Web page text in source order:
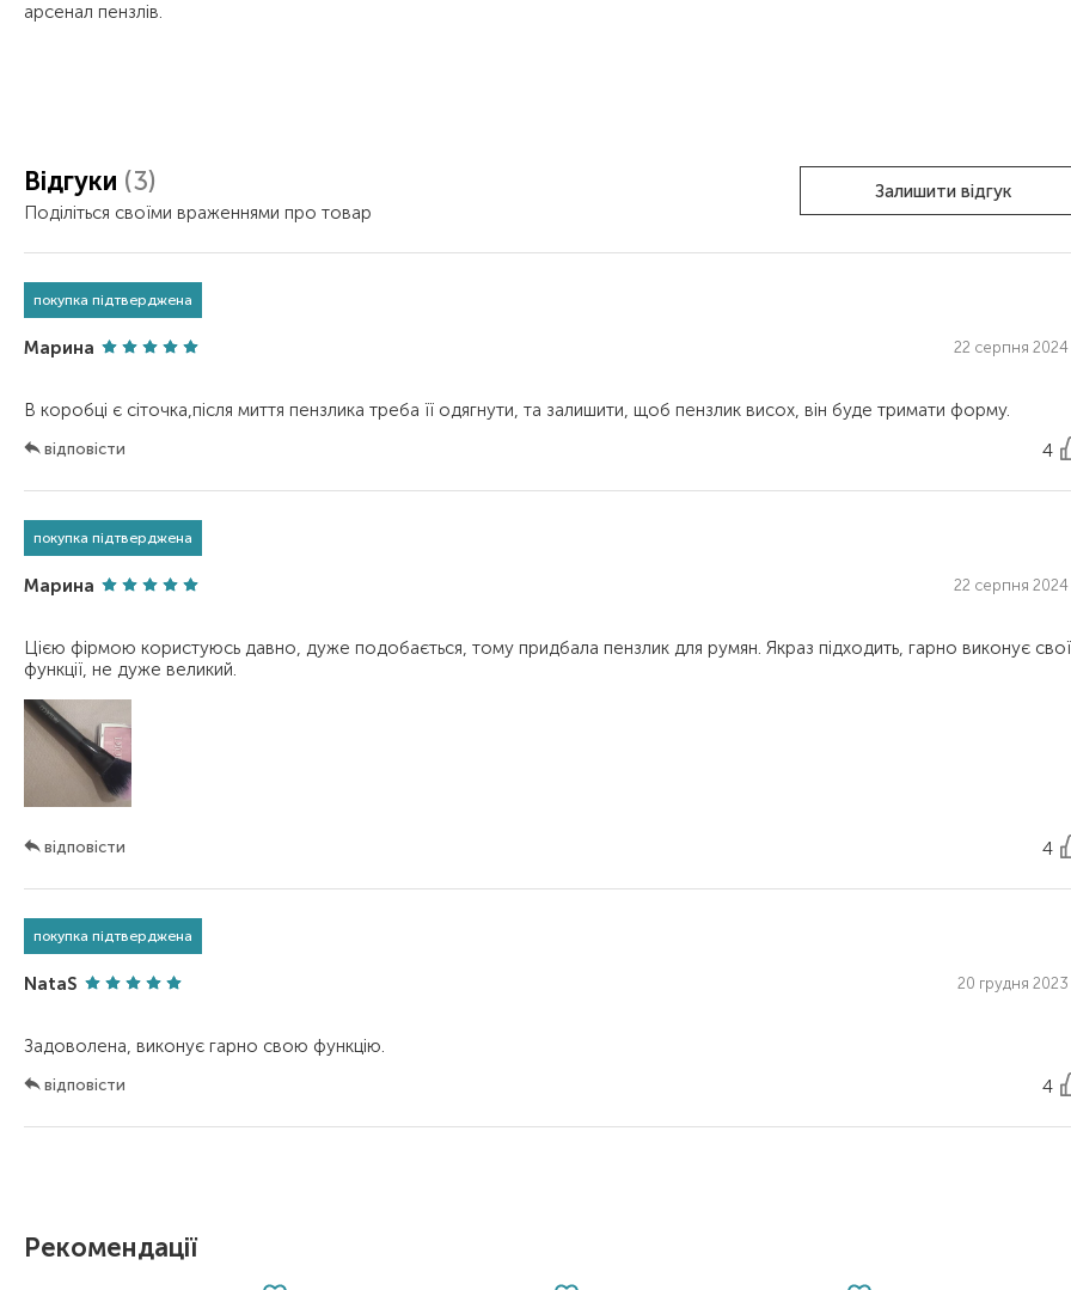
арсенал пензлів.
Відгуки (3)
Поділіться своїми враженнями про товар
Залишити відгук
покупка підтверджена
Марина 22 серпня 2024
відповісти 4
покупка підтверджена
Марина 22 серпня 2024
Цією фірмою користуюсь давно, дуже подобається, тому придбала пензлик для румян. Якраз підходить, гарно виконує свої
відповісти 4
покупка підтверджена
NataS 20 грудня
відповісти 4
Рекомендації